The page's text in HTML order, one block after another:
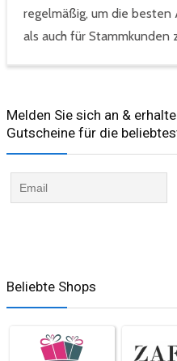
regelmäßig, um die
als auch für Stammkunden
Melden Sie sich an &
Gutscheine für die
Beliebte Shops